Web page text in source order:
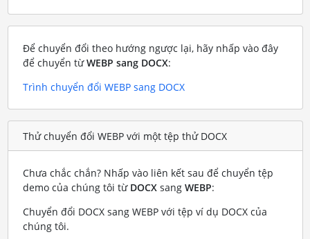
Để chuyển đổi theo hướng ngược lại, hãy nhấp vào đây
để chuyển từWEBP sang DOCX:
Trình chuyển đổi WEBP sang DOCX
Thử chuyển đổi WEBP với một tệp thử DOCX
Chưa chắc chắn? Nhấp vào liên kết sau để chuyển tệp
demo của chúng tôi từ DOCXsang WEBP:
Chuyển đổi DOCX sang WEBP với tệp ví dụ DOCX của
chúng tôi.